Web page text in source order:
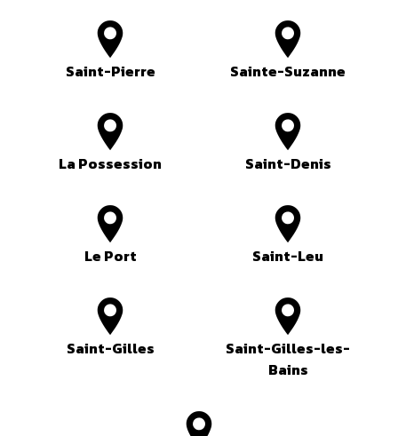
Saint-Pierre Sainte-Suzanne
La Possession Saint-Denis
Le Port Saint-Leu
Saint-Gilles
Saint-Gilles-les-
Bains